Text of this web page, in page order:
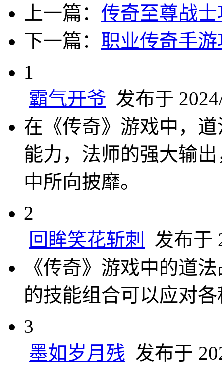
上一篇： 传奇至尊战
下一篇： 职业传奇手
1
霸气开爷 发布于
在《传奇》游戏中，
能力，法师的强大输
中所向披靡。
2
回眸笑花斩刺
发布于
《传奇》游戏中的道
的技能组合可以应对
3
墨如岁月残 发布于